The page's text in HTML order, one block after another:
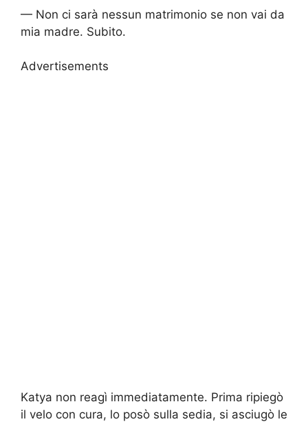
— Non ci sarà nessun matrimonio se non vai da
mia madre. Subito.
Advertisements
Katya non reagì immediatamente. Prima ripiegò
il velo con cura, lo posò sulla sedia, si asciugò le